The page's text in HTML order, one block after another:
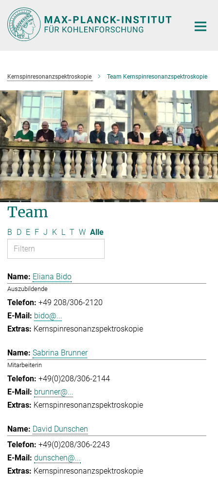
Hauptinhalt
Kernspinresonanzspektroskopie Team Kernspinresonanzspektroskopie
Team
B D E F J K L T W Alle
Eliana Bido
Auszubildende
+49 208/306-2120
bido@...
Kernspinresonanzspektroskopie
Sabrina Brunner
Mitarbeiterin
+49(0)208/306-2144
brunner@...
Kernspinresonanzspektroskopie
David Dunschen
+49(0)208/306-2243
dunschen@...
Kernspinresonanzspektroskopie